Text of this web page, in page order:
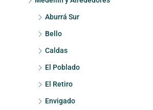
Aburrá Sur
Bello
Caldas
El Poblado
El Retiro
Envigado